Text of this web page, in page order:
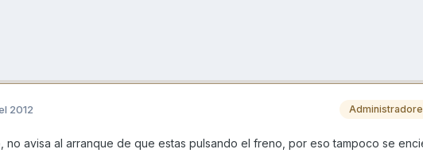
2012
no avisa al arranque de que estas pulsando el freno, por eso tampoco se